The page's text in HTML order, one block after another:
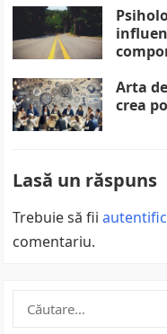
Arta
crea
Lasă un răspuns
Trebuie să fii
comentariu.
Caută